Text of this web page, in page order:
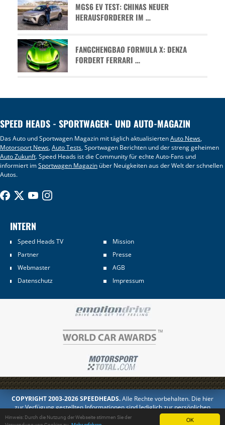
OK
Hinweis: Durch die Nutzung der Webseite stimmen Sie der
MGS6 EV TEST: CHINAS NEUER
HERAUSFORDERER IM …
FANGCHENGBAO FORMULA X: DENZA
FORDERT FERRARI …
SPEED HEADS - SPORTWAGEN- UND AUTO-MAGAZIN
Das Auto und Sportwagen Magazin mit täglich aktualisiertenAuto News,
Motorsport News,Auto Tests, Sportwagen Berichten und der streng geheimen
Auto Zukunft. Speed Heads ist die Community für echte Auto-Fans und
informiert imSportwagen Magazin über Neuigkeiten aus der Welt der schnellen
Autos.
INTERN
Speed Heads TV
Mission
Partner
Presse
Webmaster
AGB
Datenschutz
Impressum
COPYRIGHT 2003-2026 SPEEDHEADS.Alle Rechte vorbehalten. Die hier
zur Verfügung gestellten Informationen sind lediglich zur persönlichen
Information bestimmt. Jedes Kopieren oder Veröffentlichen in anderer